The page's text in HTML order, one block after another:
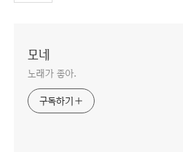
모네
노래가 좋아.
구독하기